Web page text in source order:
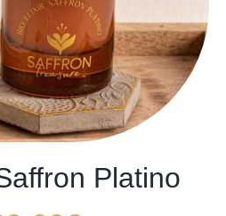
Platino